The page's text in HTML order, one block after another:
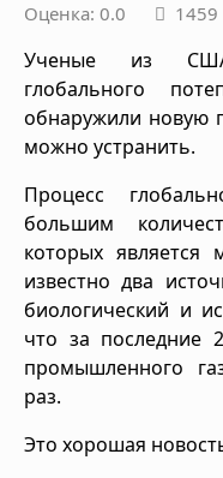
Оценка: 0.0 1459
Ученые из
глобального
обнаружили новую
можно устранить.
Процесс
большим
которых является
известно два
биологический и
что за последние
промышленного
раз.
Это хорошая